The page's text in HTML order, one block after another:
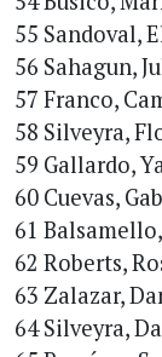
55 Sandoval,
56 Sahagun,
57 Franco,
58 Silveyra,
59 Gallardo,
60 Cuevas,
61
62 Roberts,
63 Zalazar,
64 Silveyra,